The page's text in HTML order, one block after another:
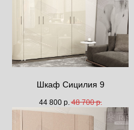
Шкаф Сицилия 9
44 800 р. 48 700 р.